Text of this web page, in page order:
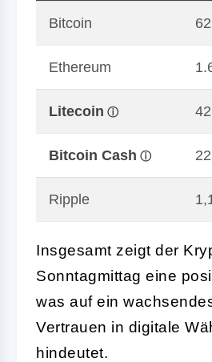
Bitcoin
Ethereum
Litecoin
Bitcoin Cash
Ripple
Insgesamt zeigt der
Sonntagmittag eine
was auf ein
Vertrauen in digitale
hindeutet.